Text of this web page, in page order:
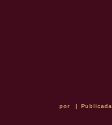
por | Publicada